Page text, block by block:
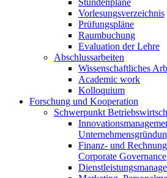
Stundenpläne
Vorlesungsverzeichnis
Prüfungspläne
Raumbuchung
Evaluation der Lehre
Abschlussarbeiten
Wissenschaftliches
Academic work
Kolloquium
Forschung und Kooperation
Schwerpunkt
Finanz- und
Corporate Governance